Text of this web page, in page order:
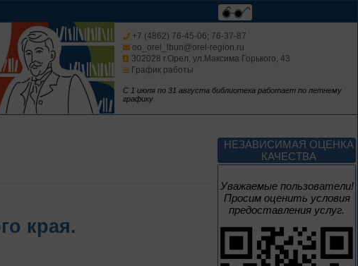
+7 (4862) 76-45-06; 76-37-87
oo_orel_lbun@orel-region.ru
302028 г.Орел, ул.Максима Горького, 43
График работы
С 1 июля по 31 августа библиотека работает по летнему
графику
края.
НЕЗАВИСИМАЯ ОЦЕНКА
КАЧЕСТВА
Уважаемые пользователи!
Просим оценить условия
предоставления услуг.
августа
Безопасным будет
путь!
Метаморфозы
Пиноккио
Карло Коллоди «Приключения
Пиноккио»
1 – 31 августа
Полёт над
столетиями